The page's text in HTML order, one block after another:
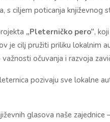
s ciljem poticanja književnog
„Pleterničko pero”,
je cilj pružiti priliku lokalnim
očuvanja i razvoja
pozivaju sve lokalne
glasova naše zajednice